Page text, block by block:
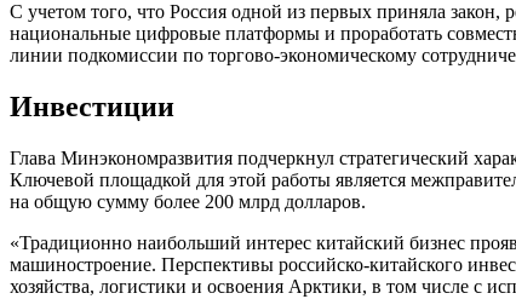
С учетом того, что Россия одной из первых приняла закон,
национальные цифровые платформы и проработать
линии подкомиссии по торгово-экономическому
Инвестиции
Глава Минэкономразвития подчеркнул стратегический
Ключевой площадкой для этой работы является
на общую сумму более 200 млрд долларов.
«Традиционно наибольший интерес китайский бизнес
машиностроение. Перспективы российско-китайского
хозяйства, логистики и освоения Арктики, в том числе с